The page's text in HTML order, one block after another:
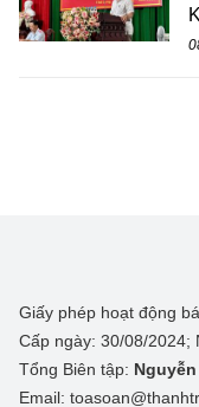
Giấy phép hoạt động
Cấp ngày: 30/08/2024;
Tổng Biên tập:
Email: